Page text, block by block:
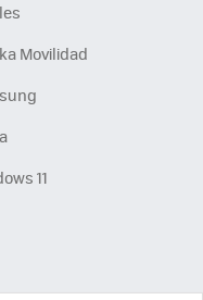
Movilidad
11